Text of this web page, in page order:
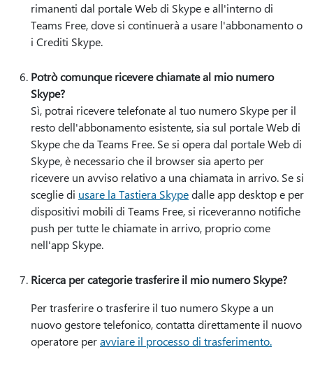
rimanenti dal portale Web di Skype e all'interno di
Teams Free, dove si continuerà a usare l'abbonamento o
i Crediti Skype.
Potrò comunque ricevere chiamate al mio numero
Skype?
Sì, potrai ricevere telefonate al tuo numero Skype per il
resto dell'abbonamento esistente, sia sul portale Web di
Skype che da Teams Free. Se si opera dal portale Web di
Skype, è necessario che il browser sia aperto per
ricevere un avviso relativo a una chiamata in arrivo. Se si
sceglie di usare la Tastiera Skypedalle app desktop e per
dispositivi mobili di Teams Free, si riceveranno notifiche
push per tutte le chiamate in arrivo, proprio come
nell'app Skype.
Ricerca per categorie trasferire il mio numero Skype?
Per trasferire o trasferire il tuo numero Skype a un
nuovo gestore telefonico, contatta direttamente il nuovo
operatore peravviare il processo di trasferimento.